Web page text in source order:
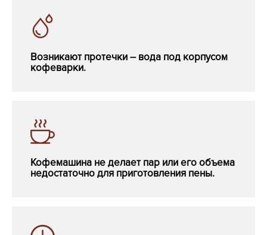
Возникают протечки – вода под корпусом
кофеварки.
Кофемашина не делает пар или его объема
недостаточно для приготовления пены.